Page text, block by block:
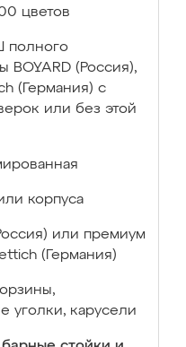
цветов
полного
BOYARD (Россия),
(Германия) с
или без этой
корпуса
или премиум
(Германия)
уголки, карусели